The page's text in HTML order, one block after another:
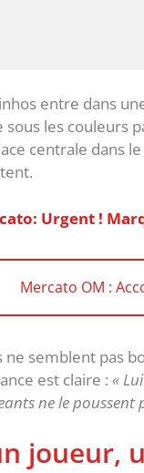
entre dans
sous les couleurs
centrale dans
Urgent !
Mercato OM :
ne semblent pas
est claire : «
ne le
joueur,